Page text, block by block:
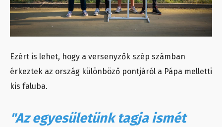
Ezért is lehet, hogy a versenyzők szép számban
érkeztek az ország különböző pontjáról a Pápa melletti
kis faluba.
"Az egyesületünk tagja ismét